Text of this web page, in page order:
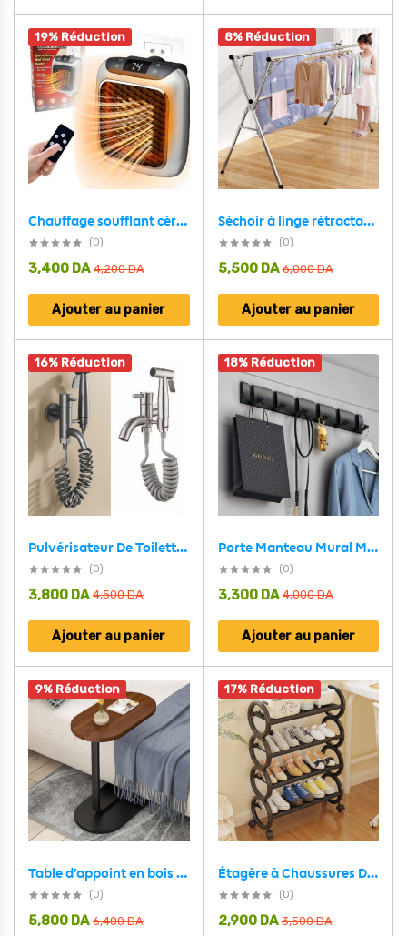
19% Réduction
Chauffage soufflant céramique Thermostat réglable Handy Heater Turbo 800W – سخان بمروحة توربو 800 واط مع منظم حرارة قابل للتعديل
(0)
4,200DA
3,400 DA
Ajouter au panier
8% Réduction
Séchoir à linge rétractable pour économiser de l’espace en acier inoxydable – علاقة ملابس الغسيل
(0)
6,000DA
5,500 DA
Ajouter au panier
16% Réduction
Pulvérisateur De Toilette À Haute Pression Avec Le Kit De Robinet V2 – رشاش مع صنبور حمام
(0)
4,500DA
3,800 DA
Ajouter au panier
18% Réduction
Porte Manteau Mural Métalliques avec 6 Crochets – علاقة ملابس متينة وجودة عالية
(0)
4,000DA
3,300 DA
Ajouter au panier
9% Réduction
Table d’appoint en bois pour petits espaces en Forme de C – طاولة خشبية للمساحات الضيقة
(0)
6,400DA
5,800 DA
17% Réduction
Étagère à Chaussures Design Compact avec Roulettes – حامل أحذية مبتكر متنقل
(0)
3,500DA
2,900 DA